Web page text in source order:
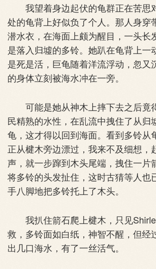
我望着身边起伏的龟群正在苦思
处的龟背上好似负了个人。那人身穿
潜水衣，在海面上颇为醒目，一头长
是落入归墟的多铃。她趴在龟背上一
是死是活，巨龟随着洋流浮动，忽又
的身体立刻被海水冲在一旁。
可能是她从神木上摔下去之后竟
民精熟的水性，在乱流中拽住了从归
龟，这才得以回到海面。看到多铃从
正从楗木旁边漂过，我来不及细想，
声，就一步蹿到木头尾端，拽住一片
将多铃的头发扯住，这时古猜等人也
手八脚地把多铃托上了木头。
我扒住箭石爬上楗木，只见
救，多铃面如白纸，神智不醒，但经
出几口海水，有了一丝活气。